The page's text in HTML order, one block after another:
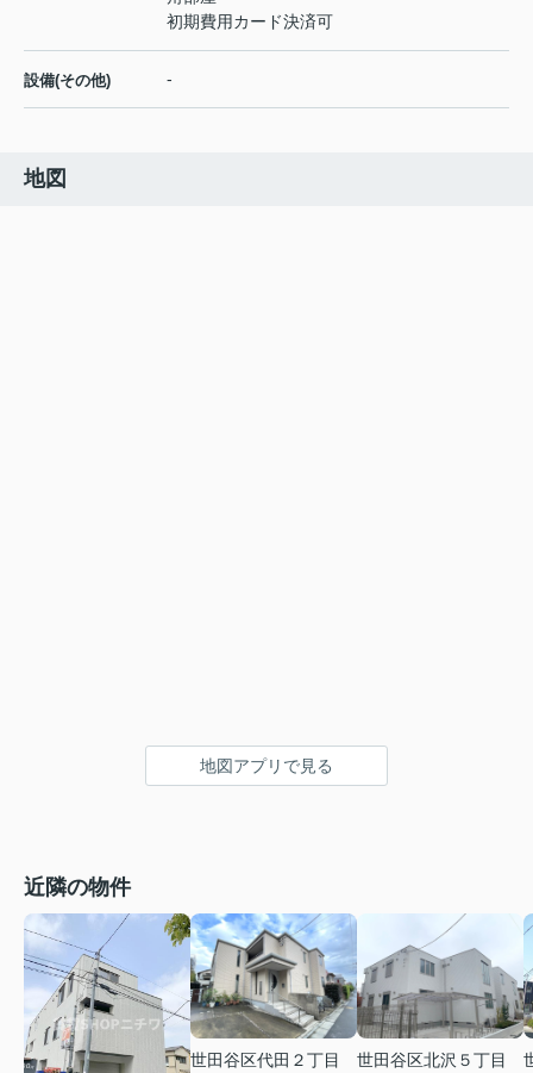
初期費用カード決済可
設備(その他) -
地図
地図アプリで見る
近隣の物件
世田谷区代田２丁目
世田谷区北沢５丁目